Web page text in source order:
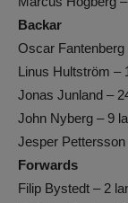
Backar
Oscar
Linus Hultström –
Jonas Junland –
John Nyberg – 9
Jesper
Forwards
Filip Bystedt – 2